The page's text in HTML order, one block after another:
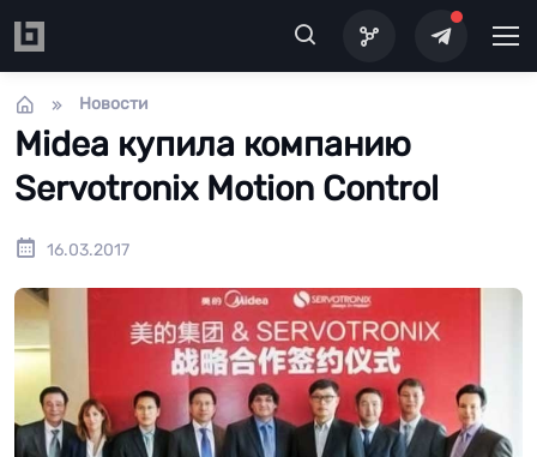
Новости
Midea купила компанию
Servotronix Motion Control
16.03.2017